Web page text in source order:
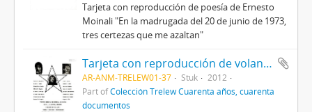
Tarjeta con reproducción de poesía de Ernesto
Moinali "En la madrugada del 20 de junio de 1973,
tres certezas que me azaltan"
Tarjeta con reproducción de volante de FRP
AR-ANM-TRELEW01-37 Stuk
2012
Part ofColección Trelew Cuarenta años, cuarenta
documentos